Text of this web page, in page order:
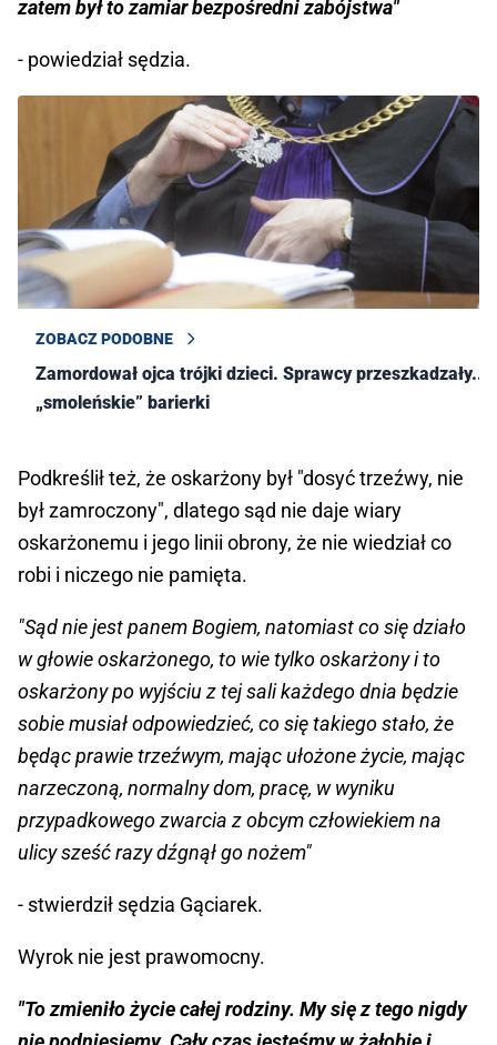
zatem był to zamiar bezpośredni zabójstwa"
- powiedział sędzia.
ZOBACZ PODOBNE
Zamordował ojca trójki dzieci. Sprawcy przeszkadzały...
„smoleńskie” barierki
Podkreślił też, że oskarżony był "dosyć trzeźwy, nie
był zamroczony", dlatego sąd nie daje wiary
oskarżonemu i jego linii obrony, że nie wiedział co
robi i niczego nie pamięta.
"Sąd nie jest panem Bogiem, natomiast co się działo
w głowie oskarżonego, to wie tylko oskarżony i to
oskarżony po wyjściu z tej sali każdego dnia będzie
sobie musiał odpowiedzieć, co się takiego stało, że
będąc prawie trzeźwym, mając ułożone życie, mając
narzeczoną, normalny dom, pracę, w wyniku
przypadkowego zwarcia z obcym człowiekiem na
ulicy sześć razy dźgnął go nożem"
- stwierdził sędzia Gąciarek.
Wyrok nie jest prawomocny.
"To zmieniło życie całej rodziny. My się z tego nigdy